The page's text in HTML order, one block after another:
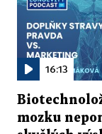
16:13
mozku